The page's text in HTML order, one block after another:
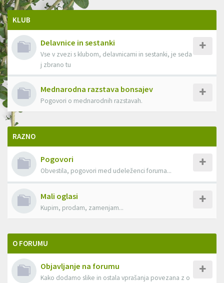
KLUB
Delavnice in sestanki
Vse v zvezi s klubom, delavnicami in sestanki, je seda
j zbrano tu
Mednarodna razstava bonsajev
Pogovori o mednarodnih razstavah.
RAZNO
Pogovori
Obvestila, pogovori med udeleženci foruma...
Mali oglasi
Kupim, prodam, zamenjam...
O FORUMU
Objavljanje na forumu
Kako dodamo slike in ostala vprašanja povezana z o